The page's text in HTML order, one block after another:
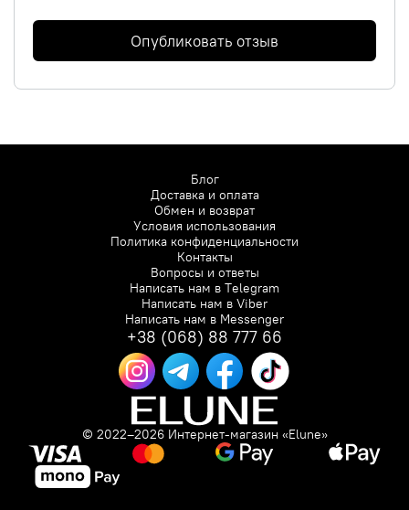
Опубликовать отзыв
© 2022–2026 Интернет-магазин «Elune»
Блог
Доставка и оплата
Обмен и возврат
Условия использования
Политика конфиденциальности
Контакты
Вопросы и ответы
Написать нам в Telegram
Написать нам в Viber
Написать нам в Messenger
+38 (068) 88 777 66